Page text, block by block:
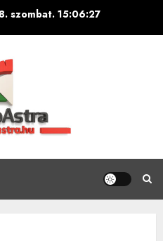
szombat. 15:06:28